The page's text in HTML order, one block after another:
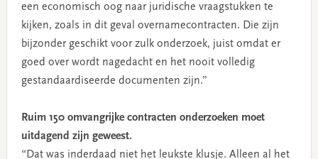
een economisch oog naar juridische vraagstukken te
kijken, zoals in dit geval overnamecontracten. Die zijn
bijzonder geschikt voor zulk onderzoek, juist omdat er
goed over wordt nagedacht en het nooit volledig
gestandaardiseerde documenten zijn.”
Ruim 150 omvangrijke contracten onderzoeken moet
uitdagend zijn geweest.
“Dat was inderdaad niet het leukste klusje. Alleen al het